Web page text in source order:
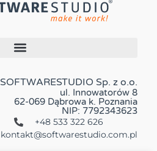
SOFTWARESTUDIO Sp. z o.o.
ul. Innowatorów 8
62-069 Dąbrowa k. Poznania
NIP: 7792343623
+48 533 322 626
kontakt@softwarestudio.com.pl